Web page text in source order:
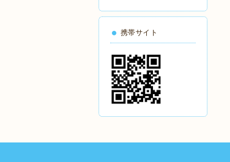
携帯サイト